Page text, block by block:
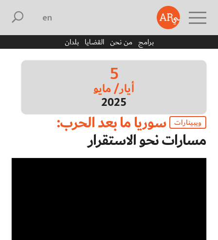
english
برامج من نحن القضايا بلدان
5
أيار/ مايو
2025
ويبينارات سوريا ما بعد الحرب:
مسارات نحو الاستقرار